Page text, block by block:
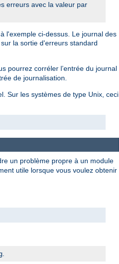
erreurs avec la valeur par
l'exemple ci-dessus. Le journal des
la sortie d'erreurs standard
pourrez corréler l’entrée du journal
de journalisation.
Sur les systèmes de type Unix, ceci
un problème propre à un module
utile lorsque vous voulez obtenir